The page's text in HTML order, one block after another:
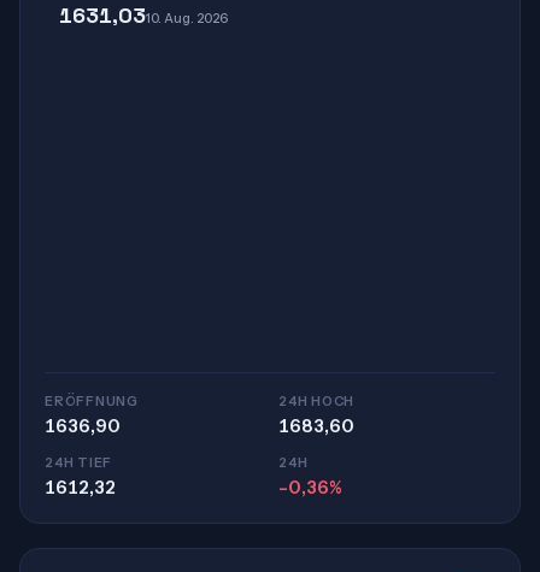
1631,0310. Aug. 2026
ERÖFFNUNG
1636,90
24H HOCH
1683,60
24H TIEF
1612,32
24H
-0,36%